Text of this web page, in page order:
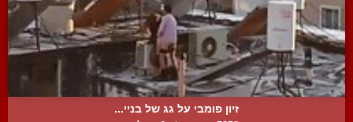
זיון פומבי על גג של בניי...